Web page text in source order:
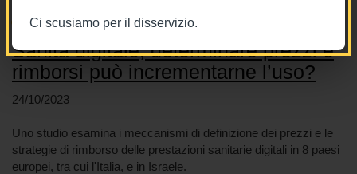
Ci scusiamo per il disservizio.
Sanità digitale, determinare prezzi e
rimborsi può incrementarne l’uso?
24/10/2023
Uno studio esamina i meccanismi di definizione dei prezzi e le
strategie di rimborso delle prestazioni sanitarie digitali in 8 paesi
europei, tra cui l'Italia, e in Israele.